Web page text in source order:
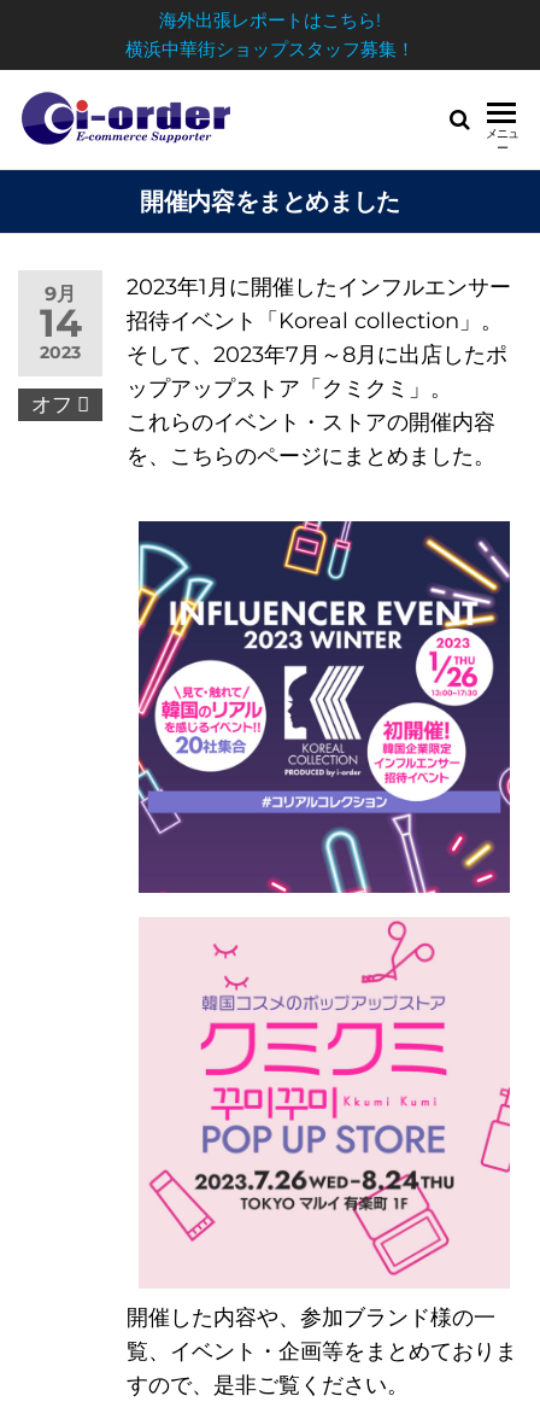
海外出張レポートはこちら!
横浜中華街ショップスタッフ募集！
株式会
本・
世界
メニュ
ー
開催内容をまとめました
9月
14
2023
オフ
2023年1月に開催したインフルエンサー
招待イベント「Koreal collection」。
そして、2023年7月～8月に出店したポ
ップアップストア「クミクミ」。
これらのイベント・ストアの開催内容
を、こちらのページにまとめました。
開催した内容や、参加ブランド様の一
覧、イベント・企画等をまとめておりま
すので、是非ご覧ください。